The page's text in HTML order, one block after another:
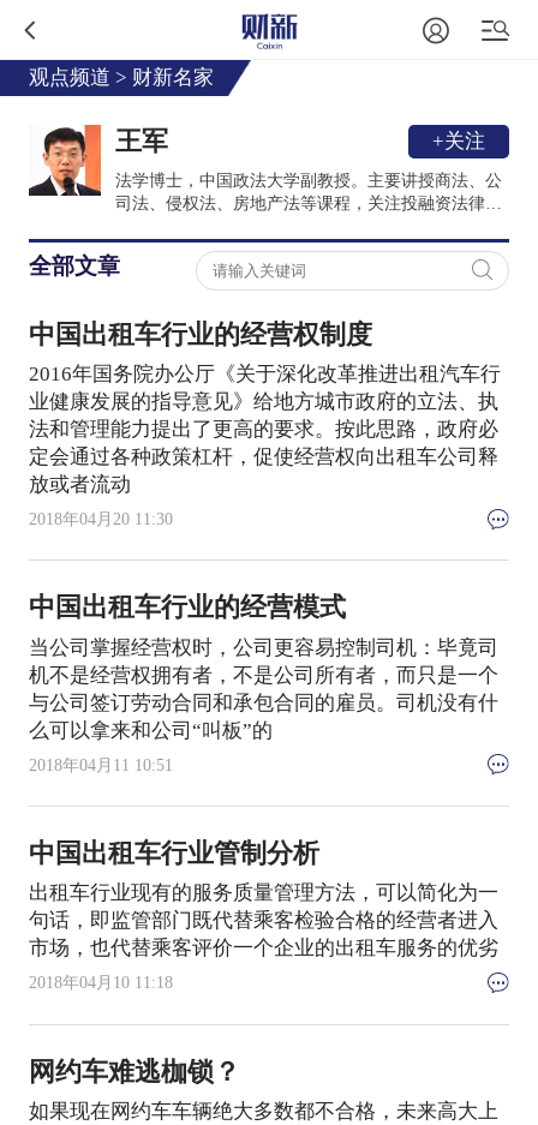
观点频道 > 财新名家
王军 +关注
法学博士，中国政法大学副教授。主要讲授商法、公
司法、侵权法、房地产法等课程，关注投融资法律、
全部文章
中国出租车行业的经营权制度
2016年国务院办公厅《关于深化改革推进出租汽车行
业健康发展的指导意见》给地方城市政府的立法、执
法和管理能力提出了更高的要求。按此思路，政府必
定会通过各种政策杠杆，促使经营权向出租车公司释
放或者流动
2018年04月20 11:30
中国出租车行业的经营模式
当公司掌握经营权时，公司更容易控制司机：毕竟司
机不是经营权拥有者，不是公司所有者，而只是一个
与公司签订劳动合同和承包合同的雇员。司机没有什
么可以拿来和公司“叫板”的
2018年04月11 10:51
中国出租车行业管制分析
出租车行业现有的服务质量管理方法，可以简化为一
句话，即监管部门既代替乘客检验合格的经营者进入
市场，也代替乘客评价一个企业的出租车服务的优劣
2018年04月10 11:18
网约车难逃枷锁？
如果现在网约车车辆绝大多数都不合格，未来高大上